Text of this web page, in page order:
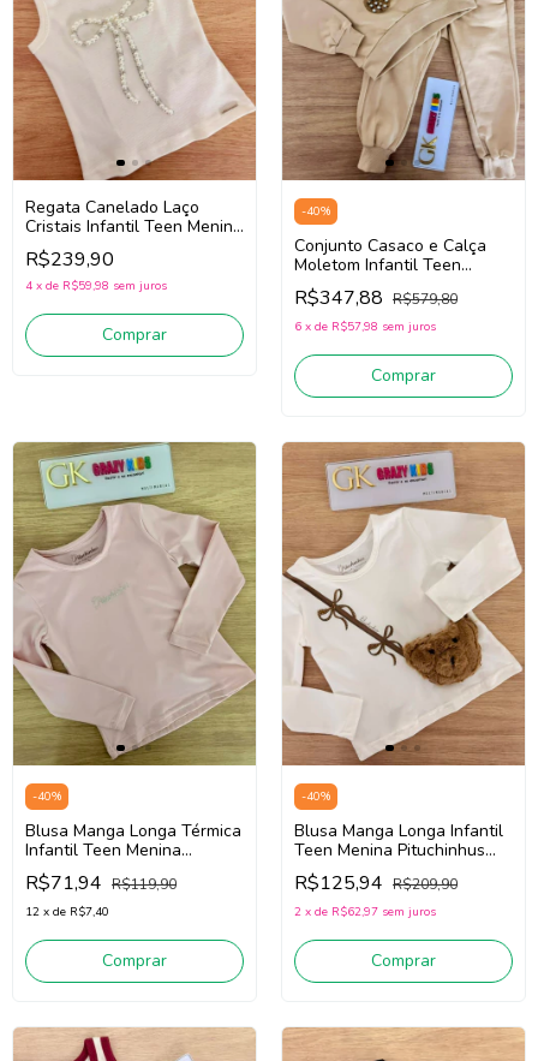
Regata Canelado Laço
Cristais Infantil Teen Menina
Pituchinhus 30716 (Off
White)
R$239,90
4 x de R$59,98 sem juros
Comprar
-40%
Conjunto Casaco e Calça
Moletom Infantil Teen
Menina Pituchinhus
30249/30250 (Bege)
R$347,88 R$579,80
6 x de R$57,98 sem juros
Comprar
-40%
Blusa Manga Longa Térmica
Infantil Teen Menina
Pituchinhus 28629 (Rosa)
R$71,94 R$119,90
12 x de R$7,40
Comprar
-40%
Blusa Manga Longa Infantil
Teen Menina Pituchinhus
30247 (Off White)
R$125,94 R$209,90
2 x de R$62,97 sem juros
Comprar